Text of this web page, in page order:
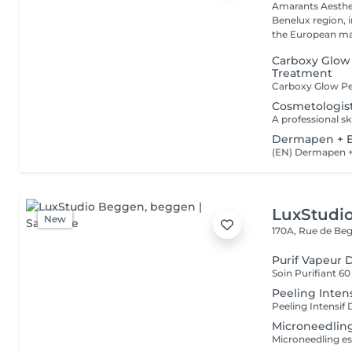
Amarants
Benelux region,
the European
Carboxy
Treatment
Dermapen +
New
170A, Rue de
Purif Vapeur
Peeling